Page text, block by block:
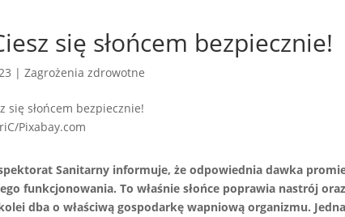
się słońcem bezpiecznie!
|Zagrożenia zdrowotne
Pixabay.com
Sanitarny informuje, że odpowiednia dawka
funkcjonowania. To właśnie słońce poprawia nastrój
dba o właściwą gospodarkę wapniową organizmu.